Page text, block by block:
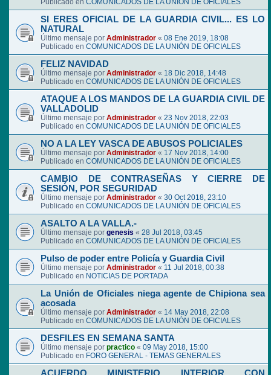
Publicado en COMUNICADOS DE LA UNIÓN DE OFICIALES
SI ERES OFICIAL DE LA GUARDIA CIVIL... ES LO
NATURAL
Último mensaje por Administrador « 08 Ene 2019, 18:08
Publicado en COMUNICADOS DE LA UNIÓN DE OFICIALES
FELIZ NAVIDAD
Último mensaje por Administrador « 18 Dic 2018, 14:48
Publicado en COMUNICADOS DE LA UNIÓN DE OFICIALES
ATAQUE A LOS MANDOS DE LA GUARDIA CIVIL DE
VALLADOLID
Último mensaje por Administrador « 23 Nov 2018, 22:03
Publicado en COMUNICADOS DE LA UNIÓN DE OFICIALES
NO A LA LEY VASCA DE ABUSOS POLICIALES
Último mensaje por Administrador « 17 Nov 2018, 14:00
Publicado en COMUNICADOS DE LA UNIÓN DE OFICIALES
CAMBIO DE CONTRASEÑAS Y CIERRE DE
SESIÓN, POR SEGURIDAD
Último mensaje por Administrador « 30 Oct 2018, 23:10
Publicado en COMUNICADOS DE LA UNIÓN DE OFICIALES
ASALTO A LA VALLA.-
Último mensaje por genesis « 28 Jul 2018, 03:45
Publicado en COMUNICADOS DE LA UNIÓN DE OFICIALES
Pulso de poder entre Policía y Guardia Civil
Último mensaje por Administrador « 11 Jul 2018, 00:38
Publicado en NOTICIAS DE PORTADA
La Unión de Oficiales niega agente de Chipiona sea
acosada
Último mensaje por Administrador « 14 May 2018, 22:08
Publicado en COMUNICADOS DE LA UNIÓN DE OFICIALES
DESFILES EN SEMANA SANTA
Último mensaje por practico « 09 May 2018, 15:00
Publicado en FORO GENERAL - TEMAS GENERALES